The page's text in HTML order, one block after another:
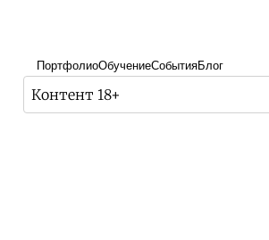
ПортфолиоОбучениеСобытияБлог
Контент 18+